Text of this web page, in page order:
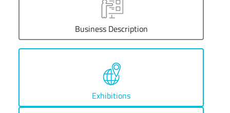
Business Description
Exhibitions